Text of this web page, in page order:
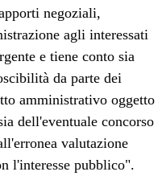
negoziali,
agli interessati
e tiene conto sia
da parte dei
amministrativo oggetto
dell'eventuale concorso
valutazione
l'interesse pubblico".